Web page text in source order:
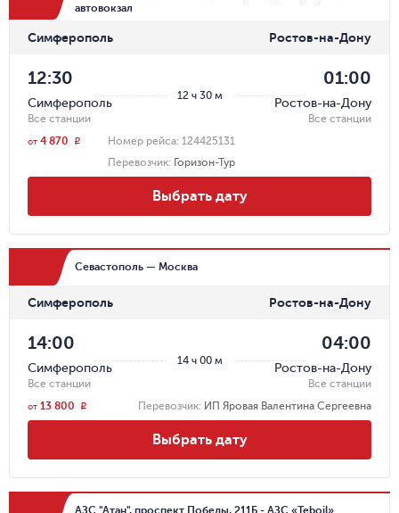
автовокзал
Симферополь Ростов-на-Дону
12 ч 30 м
12:30
Симферополь
Все станции
01:00
Ростов-на-Дону
Все станции
Номер рейса: 124425131
Перевозчик: Горизон-Тур
от 4 870 r
Выбрать дату
Севастополь — Москва
Симферополь Ростов-на-Дону
14 ч 00 м
14:00
Симферополь
Все станции
04:00
Ростов-на-Дону
Все станции
Перевозчик: ИП Яровая Валентина Сергеевна
от 13 800 r
Выбрать дату
АЗС "Атан", проспект Победы, 211Б - АЗС «Teboil»